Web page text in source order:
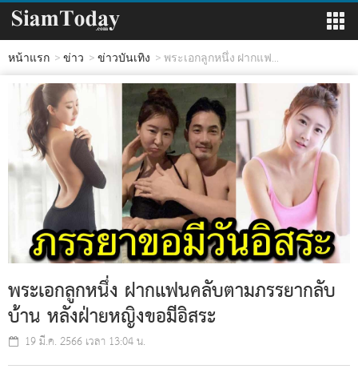
หน้าแรก ข่าว ข่าวบันเทิง พระเอกลูกหนึ่ง ฝากแฟ...
พระเอกลูกหนึ่ง ฝากแฟนคลับตามภรรยากลับ
บ้าน หลังฝ่ายหญิงขอมีอิสระ
19 มี.ค. 2566 เวลา 13:04 น.